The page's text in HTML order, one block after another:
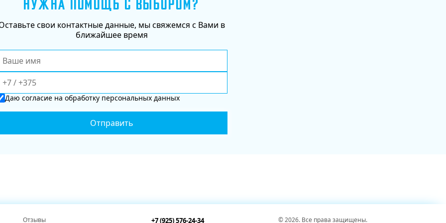
НУЖНА ПОМОЩЬ С ВЫБОРОМ?
свои контактные данные, мы свяжемся с Вами в
ближайшее время
Даю согласиена обработку персональных данных
Отзывы +7 (925) 576-24-34 © 2026. Все права защищены.